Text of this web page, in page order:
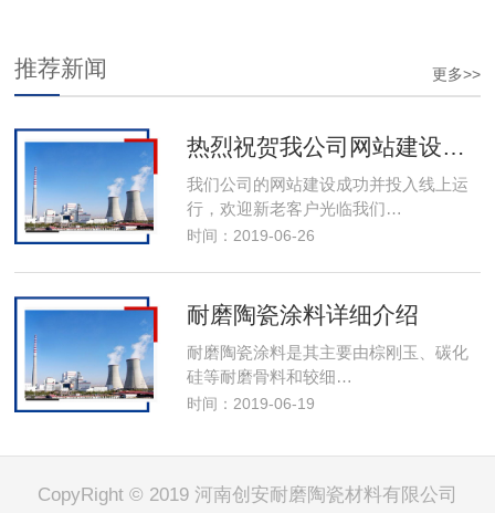
更多>>
推荐新闻
热烈祝贺我公司网站建设成功投入线上运行
我们公司的网站建设成功并投入线上运
行，欢迎新老客户光临我们…
时间：2019-06-26
耐磨陶瓷涂料详细介绍
耐磨陶瓷涂料是其主要由棕刚玉、碳化
硅等耐磨骨料和较细…
时间：2019-06-19
CopyRight © 2019 河南创安耐磨陶瓷材料有限公司